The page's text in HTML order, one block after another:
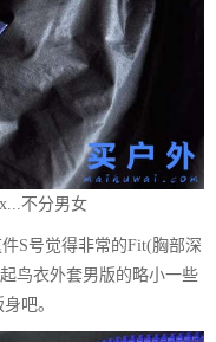
不分男女
S号觉得非常的Fit(胸部深
鸟衣外套男版的略小一些
吧。